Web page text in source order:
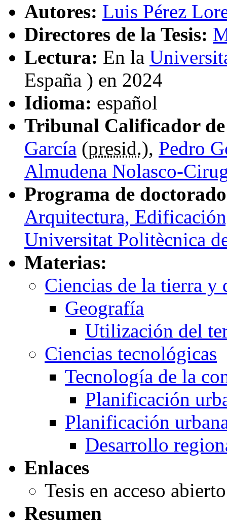
Autores: Luis Pérez
Directores de la Tesis:
Lectura: En la
España ) en 2024
Idioma: español
Tribunal Calificador de
García (presid.), Pedro
Almudena Nolasco-
Programa de
Arquitectura,
Universitat Politècnica
Materias:
Ciencias de la tierra y
Geografía
Utilización del
Ciencias tecnológicas
Tecnología de la
Planificación
Planificación
Desarrollo
Enlaces
Tesis en acceso
Resumen